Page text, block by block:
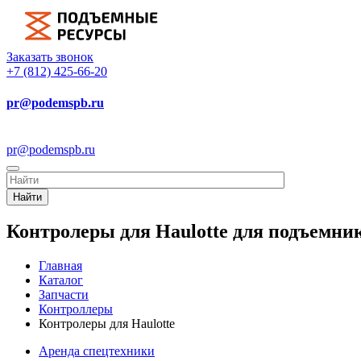
Заказать звонок
+7 (812) 425-66-20
pr@podemspb.ru
pr@podemspb.ru
Найти
Контролеры для Haulotte для
Главная
Каталог
Запчасти
Контроллеры
Контролеры для Haulotte
Аренда спецтехники